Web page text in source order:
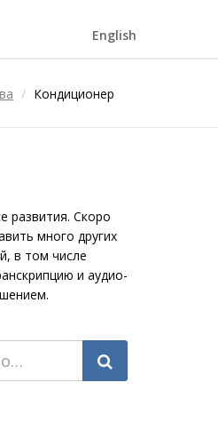
English
Кондиционер
развития. Скоро
много других
в том числе
и аудио-